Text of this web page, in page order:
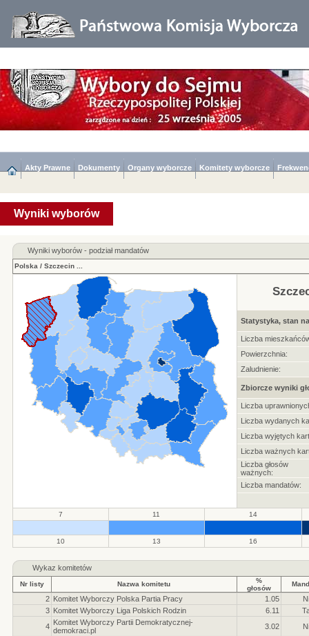
Akty Prawne Dokumenty Organy wyborcze Komitety wyborcze
Wyniki wyborów
Wyniki wyborów - podział mandatów
Polska / Szczecin...
Statystyka, stan
Liczba
Powierzchnia:
Zaludnienie:
Zbiorcze wyniki
Liczba
Liczba wydanych
Liczba wyjętych
Liczba ważnych
Liczba głosów
ważnych:
Liczba mandatów:
7 11 14
10 13 16
Wykaz komitetów
Nr listy Nazwa komitetu
%
głosów
2 Komitet Wyborczy Polska Partia Pracy 1.05
3 Komitet Wyborczy Liga Polskich Rodzin 6.11
4 Komitet Wyborczy Partii Demokratycznej-
demokraci.pl
3.02